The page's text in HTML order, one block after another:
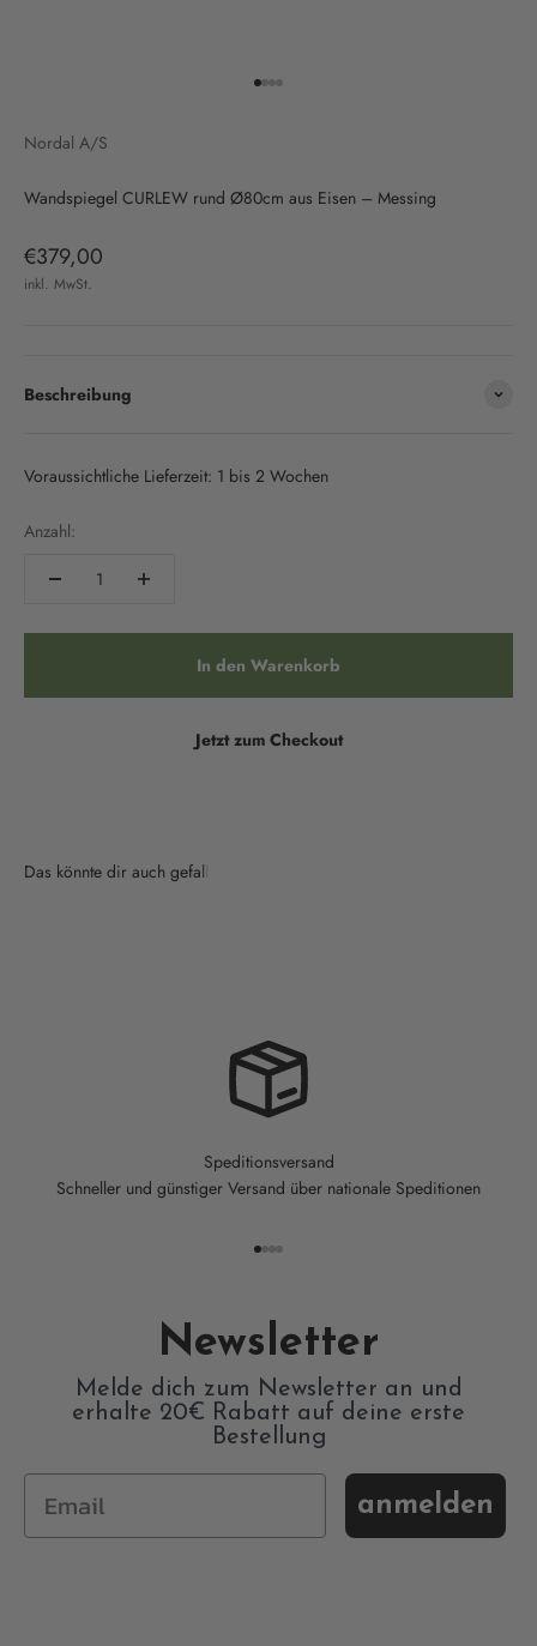
Gehe zu Element 1
Gehe zu Element 2
Gehe zu Element 3
Gehe zu Element 4
Nordal A/S
Wandspiegel CURLEW rund Ø80cm aus Eisen – Messing
Angebot
€379,00
inkl. MwSt.
Beschreibung
Voraussichtliche Lieferzeit: 1 bis 2 Wochen
Anzahl:
In den Warenkorb
Jetzt zum Checkout
Speditionsversand
Schneller und günstiger Versand über nationale Speditionen
Newsletter
Melde dich zum Newsletter an und
erhalte 20€ Rabatt auf deine erste
Bestellung
anmelden